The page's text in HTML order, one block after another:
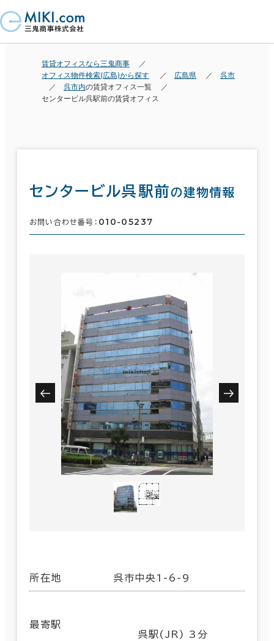
賃貸オフィスなら三鬼商事
オフィス物件検索(広島)から探す
広島県
呉市
呉市内の賃貸オフィス一覧
センタービル呉駅前の賃貸オフィス
センタービル呉駅前の建物情報
お問い合わせ番号： 010-05237
所在地 呉市中央1-6-9
最寄駅
呉駅(JR) 3分